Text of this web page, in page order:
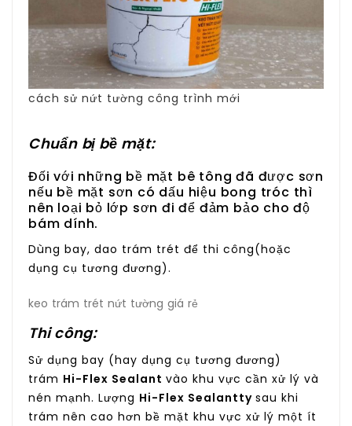
cách sử nứt tường công trình mới
Chuẩn bị bề mặt:
Đối với những bề mặt bê tông đã được sơn
nếu bề mặt sơn có dấu hiệu bong tróc thì
nên loại bỏ lớp sơn đi để đảm bảo cho độ
bám dính.
Dùng bay, dao trám trét để thi công(hoặc
dụng cụ tương đương).
keo trám trét nứt tường giá rẻ
Thi công:
Sử dụng bay (hay dụng cụ tương đương)
trám Hi-Flex Sealant vào khu vực cần xử lý và
nén mạnh. Lượng Hi-Flex Sealantty sau khi
trám nên cao hơn bề mặt khu vực xử lý một ít